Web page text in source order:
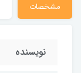
مشخصات
نویسنده